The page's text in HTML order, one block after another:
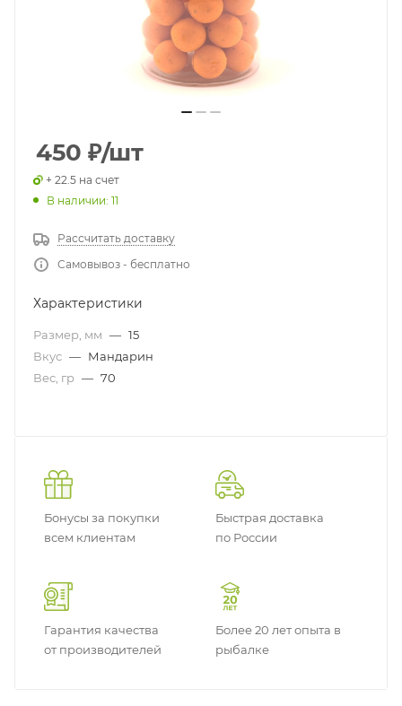
450 ₽/шт
+ 22.5 на счет
В наличии: 11
Рассчитать доставку
Самовывоз - бесплатно
Характеристики
Размер, мм — 15
Вкус — Мандарин
Вес, гр — 70
Бонусы за покупки
всем клиентам
Быстрая доставка
по России
Гарантия качества
от производителей
Более 20 лет опыта в
рыбалке